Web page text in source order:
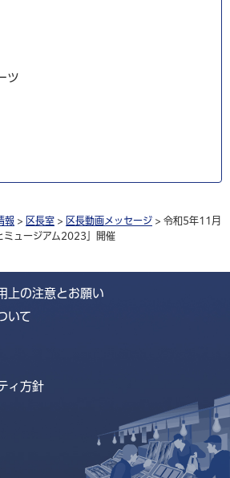
ツ
報 > 区長室 > 区長動画メッセージ > 令和5年11月
ミュージアム2023」開催
上の注意とお願い
いて
ィ方針